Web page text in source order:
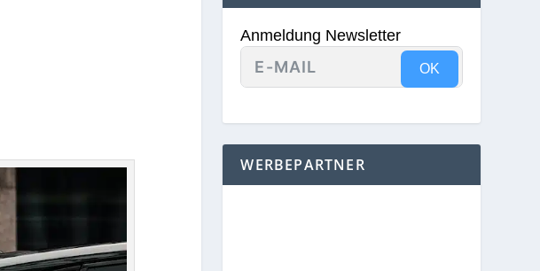
Anmeldung Newsletter
OK
WERBEPARTNER